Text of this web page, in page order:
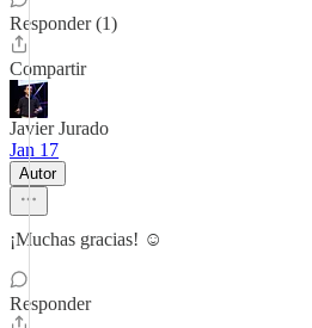
Responder (1)
Compartir
Javier Jurado
Jan 17
Autor
¡Muchas gracias! ☺️
Responder